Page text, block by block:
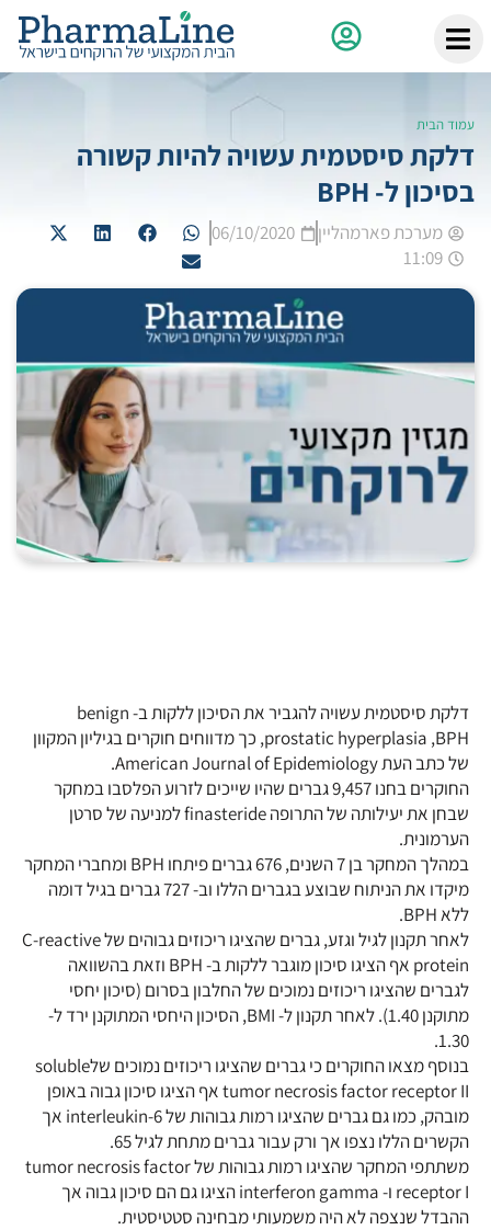
עמוד הבית
דלקת סיסטמית עשויה להיות קשורה
בסיכון ל- BPH
מערכת פארמהליין
06/10/2020
11:09
דלקת סיסטמית עשויה להגביר את הסיכון ללקות ב- benign
prostatic hyperplasia ,BPH, כך מדווחים חוקרים בגיליון המקוון
של כתב העת American Journal of Epidemiology.
החוקרים בחנו 9,457 גברים שהיו שייכים לזרוע הפלסבו במחקר
שבחן את יעילותה של התרופה finasteride למניעה של סרטן
הערמונית.
במהלך המחקר בן 7 השנים, 676 גברים פיתחו BPH ומחברי המחקר
מיקדו את הניתוח שבוצע בגברים הללו וב- 727 גברים בגיל דומה
ללא BPH.
לאחר תקנון לגיל וגזע, גברים שהציגו ריכוזים גבוהים של C-reactive
protein אף הציגו סיכון מוגבר ללקות ב- BPH וזאת בהשוואה
לגברים שהציגו ריכוזים נמוכים של החלבון בסרום (סיכון יחסי
מתוקנן 1.40). לאחר תקנון ל- BMI, הסיכון היחסי המתוקנן ירד ל-
1.30.
בנוסף מצאו החוקרים כי גברים שהציגו ריכוזים נמוכים שלsoluble
tumor necrosis factor receptor II אף הציגו סיכון גבוה באופן
מובהק, כמו גם גברים שהציגו רמות גבוהות של interleukin-6 אך
הקשרים הללו נצפו אך ורק עבור גברים מתחת לגיל 65.
משתתפי המחקר שהציגו רמות גבוהות של tumor necrosis factor
receptor I ו- interferon gamma הציגו גם הם סיכון גבוה אך
ההבדל שנצפה לא היה משמעותי מבחינה סטטיסטית.